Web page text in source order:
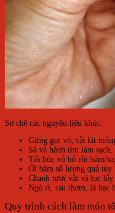
Sơ chế các nguyên liệu khác:
Gừng gọt vỏ, cắt lát
Sả và hành tím làm
Tỏi bóc vỏ bỏ rồi băm/
Ớt băm số lượng quả tùy
Chanh tươi vắt và lọc lấy
Ngò rí, rau thơm, lá bạc
Quy trình cách làm món